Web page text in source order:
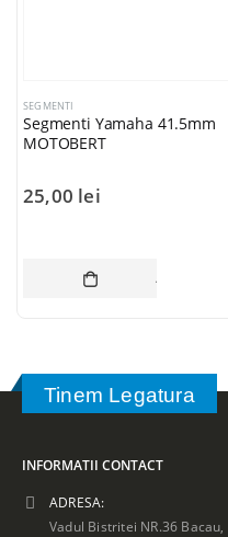
SEGMENTI
Segmenti Yamaha 41.5mm
MOTOBERT
25,00 lei
ADAUGĂ ÎN
Tinem Legatura
INFORMATII CONTACT
ADRESA:
Vadul Bistritei NR.36 Bacau,